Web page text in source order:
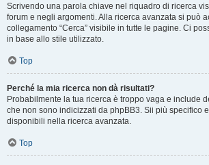
Scrivendo una parola chiave nel riquadro di ricerca
forum e negli argomenti. Alla ricerca avanzata si può
collegamento “Cerca” visibile in tutte le pagine. Ci
in base allo stile utilizzato.
Top
Perché la mia ricerca non dà risultati?
Probabilmente la tua ricerca è troppo vaga e include
che non sono indicizzati da phpBB3. Sii più specifico
disponibili nella ricerca avanzata.
Top